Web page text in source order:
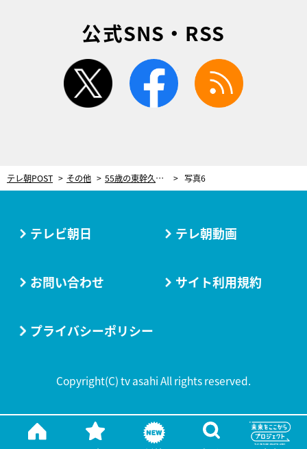
公式SNS・RSS
twitter facebook
テレ朝POST その他 55歳の東幹久、高い美意識！「今美容は女性だけじゃない」 しかし…衝撃の体毛を発見！ 写真6
テレビ朝日 テレ朝動画
お問い合わせ サイト利用規約
プライバシーポリシー
Copyright(C) tv asahi All rights reserved.